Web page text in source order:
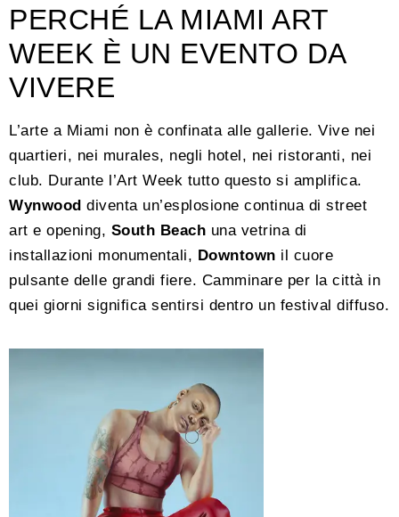
PERCHÉ LA MIAMI ART
WEEK È UN EVENTO DA
VIVERE
L’arte a Miami non è confinata alle gallerie. Vive nei
quartieri, nei murales, negli hotel, nei ristoranti, nei
club. Durante l’Art Week tutto questo si amplifica.
Wynwood diventa un’esplosione continua di street
art e opening, South Beach una vetrina di
installazioni monumentali, Downtown il cuore
pulsante delle grandi fiere. Camminare per la città in
quei giorni significa sentirsi dentro un festival diffuso.